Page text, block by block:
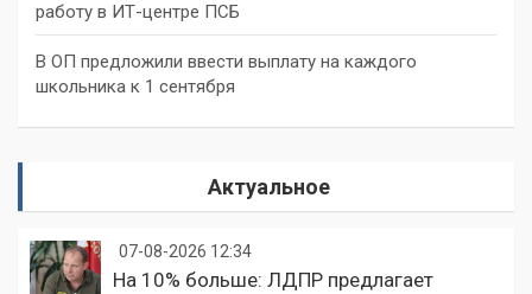
работу в ИТ-центре ПСБ
В ОП предложили ввести выплату на каждого
школьника к 1 сентября
Актуальное
07-08-2026 12:34
На 10% больше: ЛДПР предлагает